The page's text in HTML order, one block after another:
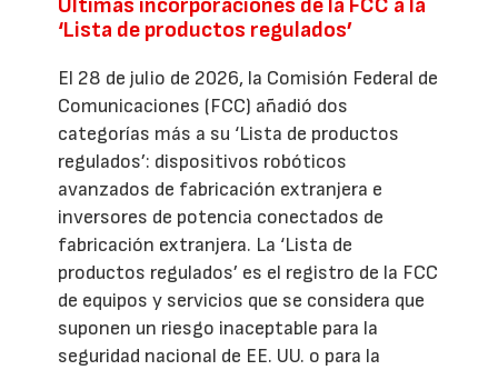
Últimas incorporaciones de la FCC a la
‘Lista de productos regulados’
El 28 de julio de 2026, la Comisión Federal de
Comunicaciones (FCC) añadió dos
categorías más a su ‘Lista de productos
regulados’: dispositivos robóticos
avanzados de fabricación extranjera e
inversores de potencia conectados de
fabricación extranjera. La ‘Lista de
productos regulados’ es el registro de la FCC
de equipos y servicios que se considera que
suponen un riesgo inaceptable para la
seguridad nacional de EE. UU. o para la